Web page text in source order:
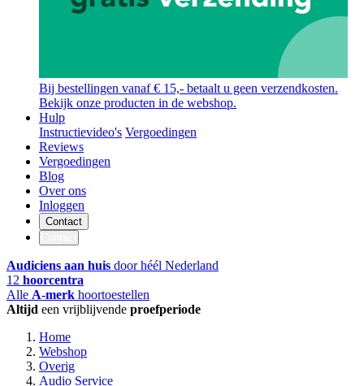
Bij bestellingen vanaf € 15,- betaalt u geen verzendkosten.
Bekijk onze producten in de webshop.
Hulp
Instructievideo's Vergoedingen
Reviews
Vergoedingen
Blog
Over ons
Inloggen
Contact
Audiciens aan huis door héél Nederland
12 hoorcentra
Alle A-merk hoortoestellen
Altijd een vrijblijvende proefperiode
Home
Webshop
Overig
Audio Service